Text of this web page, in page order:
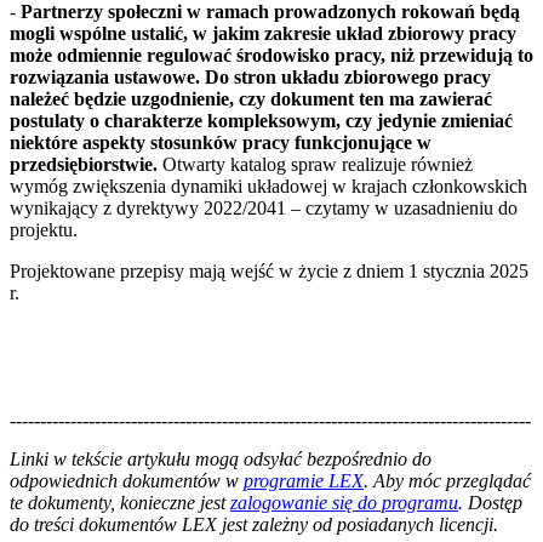
- Partnerzy społeczni w ramach prowadzonych rokowań będą
mogli wspólne ustalić, w jakim zakresie układ zbiorowy pracy
może odmiennie regulować środowisko pracy, niż przewidują to
rozwiązania ustawowe. Do stron układu zbiorowego pracy
należeć będzie uzgodnienie, czy dokument ten ma zawierać
postulaty o charakterze kompleksowym, czy jedynie zmieniać
niektóre aspekty stosunków pracy funkcjonujące w
przedsiębiorstwie. Otwarty katalog spraw realizuje również
wymóg zwiększenia dynamiki układowej w krajach członkowskich
wynikający z dyrektywy 2022/2041 – czytamy w uzasadnieniu do
projektu.
Projektowane przepisy mają wejść w życie z dniem 1 stycznia 2025
r.
--------------------------------------------------------------------------------------
Linki w tekście artykułu mogą odsyłać bezpośrednio do
odpowiednich dokumentów w programie LEX. Aby móc przeglądać
te dokumenty, konieczne jestzalogowanie się do programu. Dostęp
do treści dokumentów LEX jest zależny od posiadanych licencji.